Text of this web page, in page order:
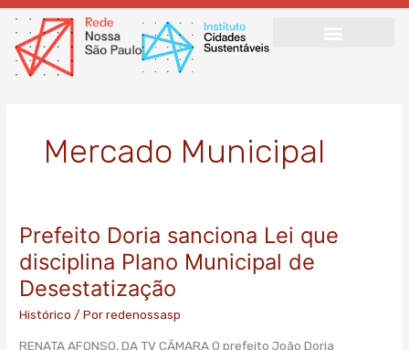
Ir
para
conteúdo
Mercado Municipal
Prefeito Doria sanciona Lei que
disciplina Plano Municipal de
Desestatização
Histórico / Porredenossasp
RENATA AFONSO, DA TV CÂMARA O prefeito João Doria
Prefeito
Doria
sanciona
Lei
que